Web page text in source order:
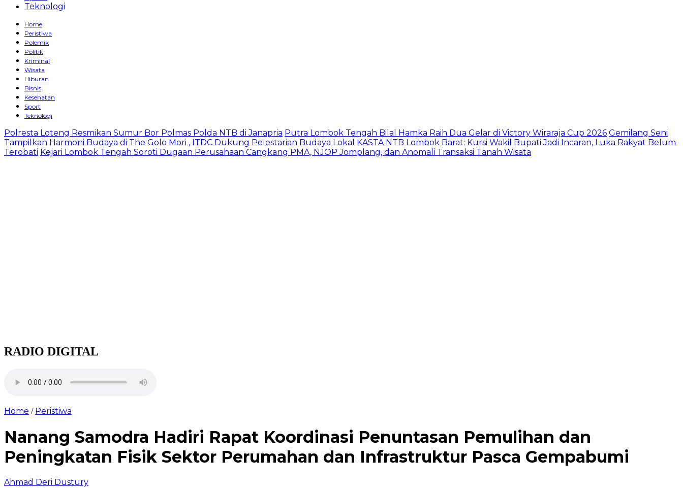
Teknologi
Home
Peristiwa
Polemik
Politik
Kriminal
Wisata
Hiburan
Bisnis
Kesehatan
Sport
Teknologi
Polresta Loteng Resmikan Sumur Bor Polmas Polda NTB di Janapria Putra Lombok Tengah Bilal Hamka Raih Dua Gelar di Victory Wiraraja Cup 2026 Gemilang Seni
Tampilkan Harmoni Budaya di The Golo Mori , ITDC Dukung Pelestarian Budaya Lokal
KASTA NTB Lombok Barat: Kursi Wakil Bupati Jadi Incaran, Luka Rakyat Belum
Terobati Kejari Lombok Tengah Soroti Dugaan Perusahaan Cangkang PMA, NJOP Jomplang, dan Anomali Transaksi Tanah Wisata
RADIO DIGITAL
Home / Peristiwa
Nanang Samodra Hadiri Rapat Koordinasi Penuntasan Pemulihan dan
Peningkatan Fisik Sektor Perumahan dan Infrastruktur Pasca Gempabumi
Ahmad Deri Dustury